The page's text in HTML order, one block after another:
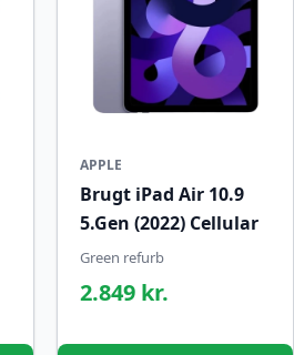
APPLE
Brugt iPad Air 10.9
5.Gen (2022) Cellular
Green refurb
2.849 kr.